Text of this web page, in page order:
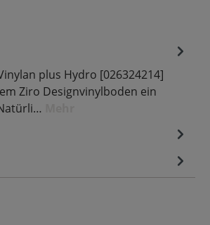
plus Hydro [026324214]
Ziro Designvinylboden ein